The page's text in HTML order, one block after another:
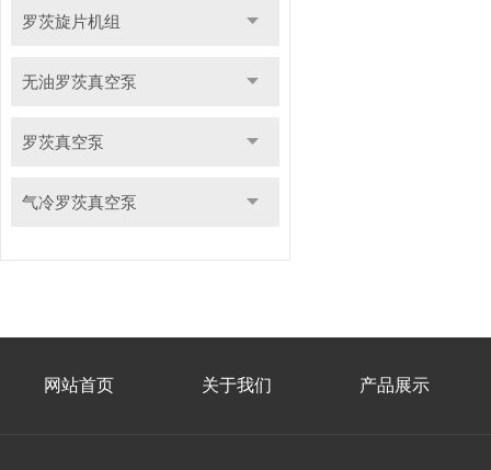
罗茨旋片机组
无油罗茨真空泵
罗茨真空泵
气冷罗茨真空泵
网站首页 关于我们 产品展示